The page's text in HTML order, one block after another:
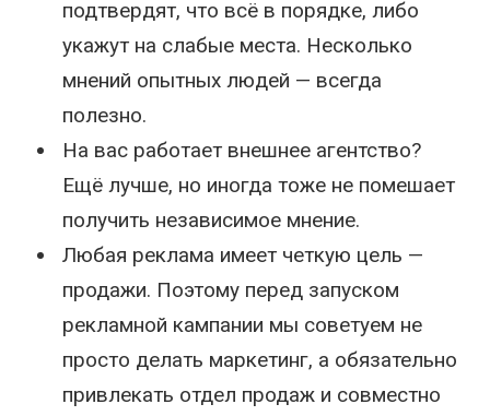
подтвердят, что всё в порядке, либо
укажут на слабые места. Несколько
мнений опытных людей — всегда
полезно.
На вас работает внешнее агентство?
Ещё лучше, но иногда тоже не помешает
получить независимое мнение.
Любая реклама имеет четкую цель —
продажи. Поэтому перед запуском
рекламной кампании мы советуем не
просто делать маркетинг, а обязательно
привлекать отдел продаж и совместно